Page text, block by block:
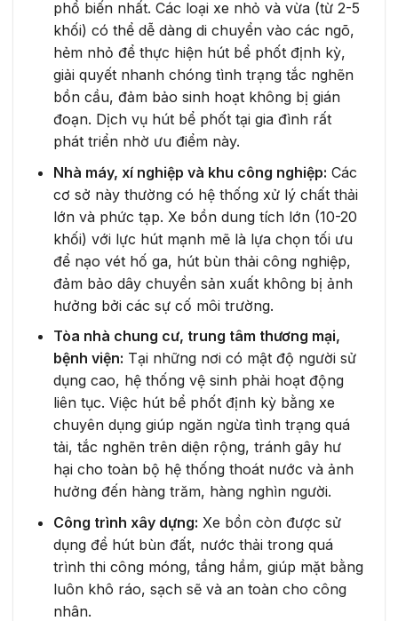
phổ biến nhất. Các loại xe nhỏ và vừa (từ 2-5
khối) có thể dễ dàng di chuyển vào các ngõ,
hẻm nhỏ để thực hiện hút bể phốt định kỳ,
giải quyết nhanh chóng tình trạng tắc nghẽn
bồn cầu, đảm bảo sinh hoạt không bị gián
đoạn. Dịch vụ hút bể phốt tại gia đình rất
phát triển nhờ ưu điểm này.
Nhà máy, xí nghiệp và khu công nghiệp: Các
cơ sở này thường có hệ thống xử lý chất thải
lớn và phức tạp. Xe bồn dung tích lớn (10-20
khối) với lực hút mạnh mẽ là lựa chọn tối ưu
để nạo vét hố ga, hút bùn thải công nghiệp,
đảm bảo dây chuyền sản xuất không bị ảnh
hưởng bởi các sự cố môi trường.
Tòa nhà chung cư, trung tâm thương mại,
bệnh viện: Tại những nơi có mật độ người sử
dụng cao, hệ thống vệ sinh phải hoạt động
liên tục. Việc hút bể phốt định kỳ bằng xe
chuyên dụng giúp ngăn ngừa tình trạng quá
tải, tắc nghẽn trên diện rộng, tránh gây hư
hại cho toàn bộ hệ thống thoát nước và ảnh
hưởng đến hàng trăm, hàng nghìn người.
Công trình xây dựng: Xe bồn còn được sử
dụng để hút bùn đất, nước thải trong quá
trình thi công móng, tầng hầm, giúp mặt bằng
luôn khô ráo, sạch sẽ và an toàn cho công
nhân.